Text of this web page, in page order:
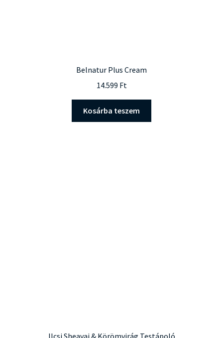
Belnatur Plus Cream
14.599 Ft
Kosárba teszem